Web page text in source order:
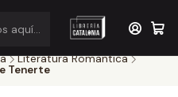
en RM por compras sobre
Literatura Romantica
Tenerte